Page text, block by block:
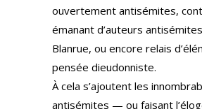
ouvertement antisémites,
émanant d’auteurs
Blanrue, ou encore relais
pensée dieudonniste.
À cela s’ajoutent les
antisémites — ou faisant